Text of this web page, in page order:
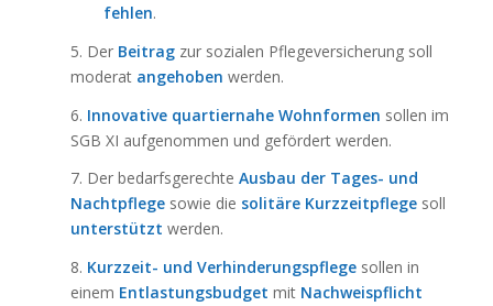
fehlen.
5. Der Beitragzur sozialen Pflegeversicherung soll
moderat angehoben werden.
6. Innovative quartiernahe Wohnformen sollen im
SGB XI aufgenommen und gefördert werden.
7. Der bedarfsgerechte Ausbau der Tages- und
Nachtpflegesowie die solitäre Kurzzeitpflegesoll
unterstützt werden.
8. Kurzzeit- und Verhinderungspflegesollen in
einem Entlastungsbudget mit Nachweispflicht